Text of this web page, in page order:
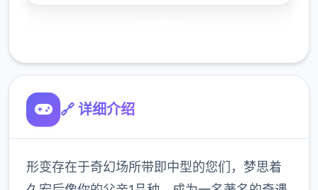
🔗 详细介绍
形变存在于奇幻场所带即中型的您们，梦思着